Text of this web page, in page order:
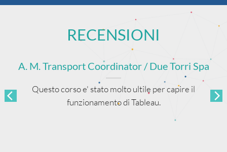
RECENSIONI
A. M. Transport Coordinator / Due Torri Spa
Questo corso e' stato molto ultile per capire il
funzionamento di Tableau.